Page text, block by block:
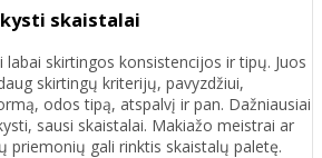
skaistalai
labai skirtingos konsistencijos ir tipų. Juos
skirtingų kriterijų, pavyzdžiui,
odos tipą, atspalvį ir pan. Dažniausiai
sausi skaistalai. Makiažo meistrai ar
priemonių gali rinktis skaistalų paletę.